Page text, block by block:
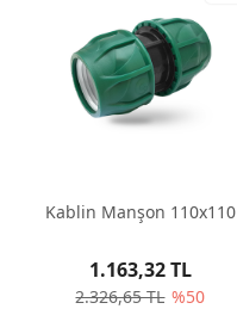
Kablin Manşon 110x110
2.326,65 TL %50
1.163,32 TL